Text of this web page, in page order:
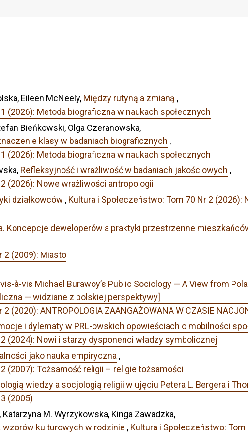
Eileen McNeely, Między rutyną a zmianą ,
(2026): Metoda biograficzna w naukach społecznych
Bieńkowski, Olga Czeranowska,
klasy w badaniach biograficznych ,
(2026): Metoda biograficzna w naukach społecznych
Refleksyjność i wrażliwość w badaniach jakościowych ,
(2026): Nowe wrażliwości antropologii
działkowców , Kultura i Społeczeństwo: Tom 70 Nr 2
Koncepcje deweloperów a praktyki przestrzenne
2 (2009): Miasto
à-vis Michael Burawoy’s Public Sociology — A View from
— widziane z polskiej perspektywy]
(2020): ANTROPOLOGIA ZAANGAŻOWANA W CZASIE
i dylematy w PRL-owskich opowieściach o mobilności
(2024): Nowi i starzy dysponenci władzy symbolicznej
jako nauka empiryczna ,
(2007): Tożsamość religii – religie tożsamości
wiedzy a socjologią religii w ujęciu Petera L. Bergera i
(2005)
M. Wyrzykowska, Kinga Zawadzka,
kulturowych w rodzinie , Kultura i Społeczeństwo: